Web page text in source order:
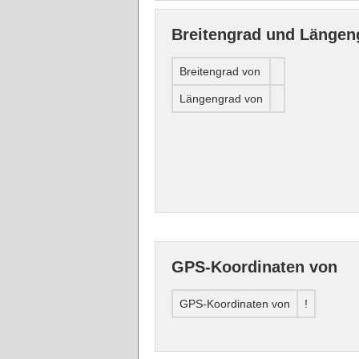
Breitengrad und
Breitengrad von
Längengrad von
GPS-Koordinaten von
GPS-Koordinaten von !